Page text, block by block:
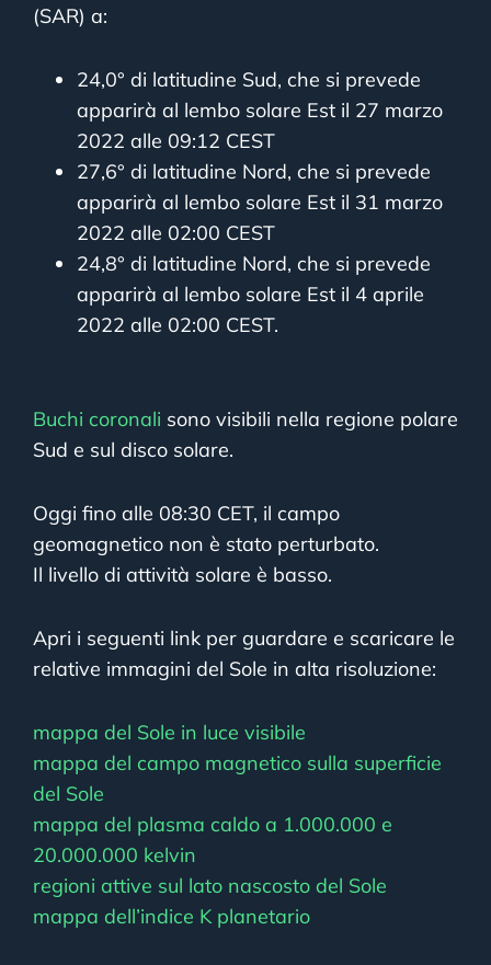
(SAR) a:
24,0° di latitudine Sud, che si prevede
apparirà al lembo solare Est il 27 marzo
2022 alle 09:12 CEST
27,6° di latitudine Nord, che si prevede
apparirà al lembo solare Est il 31 marzo
2022 alle 02:00 CEST
24,8° di latitudine Nord, che si prevede
apparirà al lembo solare Est il 4 aprile
2022 alle 02:00 CEST.
Buchi coronali sono visibili nella regione polare
Sud e sul disco solare.
Oggi fino alle 08:30 CET, il campo
geomagnetico non è stato perturbato.
Il livello di attività solare è basso.
Apri i seguenti link per guardare e scaricare le
relative immagini del Sole in alta risoluzione:
mappa del Sole in luce visibile
mappa del campo magnetico sulla superficie
del Sole
mappa del plasma caldo a 1.000.000 e
20.000.000 kelvin
regioni attive sul lato nascosto del Sole
mappa dell’indice K planetario